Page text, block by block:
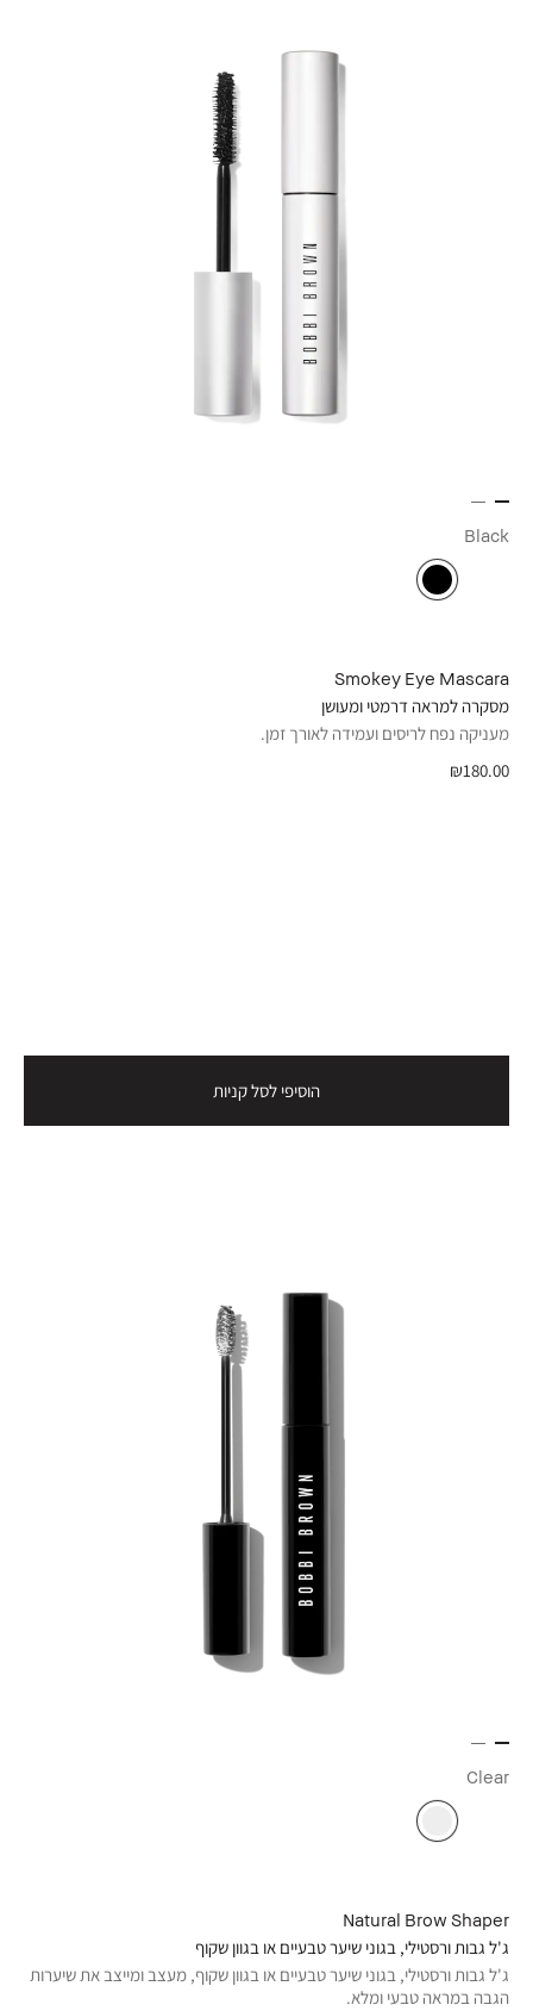
Black
Smokey Eye Mascara
מסקרה למראה דרמטי ומעושן
מעניקה נפח לריסים ועמידה לאורך זמן.
₪180.00
הוסיפי לסל קניות
Clear
Natural Brow Shaper
ג'ל גבות ורסטילי, בגוני שיער טבעיים או בגוון שקוף
ג'ל גבות ורסטילי, בגוני שיער טבעיים או בגוון שקוף, מעצב ומייצב את שיערות
הגבה במראה טבעי ומלא.